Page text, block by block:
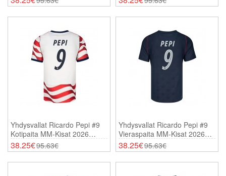
Yhdysvallat Ricardo Pepi #9
Kotipaita MM-Kisat 2026
Lyhythihainen
38.25€95.63€
Yhdysvallat Ricardo Pepi #9
Vieraspaita MM-Kisat 2026
Lyhythihainen
38.25€95.63€